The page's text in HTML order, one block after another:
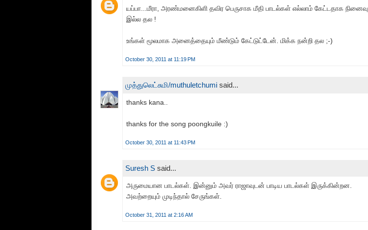
யப்பா...மீரா, அரண்மனைகிளி தவிர பெருசாக மீதி பாடல்கள் எல்லாம் கேட்டதாக நினைவு
இல்ல தல !
உங்கள் மூலமாக அனைத்தையும் மீண்டும் கேட்டுட்டேன். மிக்க நன்றி தல ;-)
October 30, 2011 at 11:19 PM
முத்துலெட்சுமி/muthuletchumi said...
thanks kana..
thanks for the song poongkuile :)
October 30, 2011 at 11:43 PM
Suresh S said...
அருமையான பாடல்கள். இன்னும் அவர் ராஜாவுடன் பாடிய பாடல்கள் இருக்கின்றன.
அவற்றையும் முடிந்தால் சேருங்கள்.
October 31, 2011 at 2:16 AM